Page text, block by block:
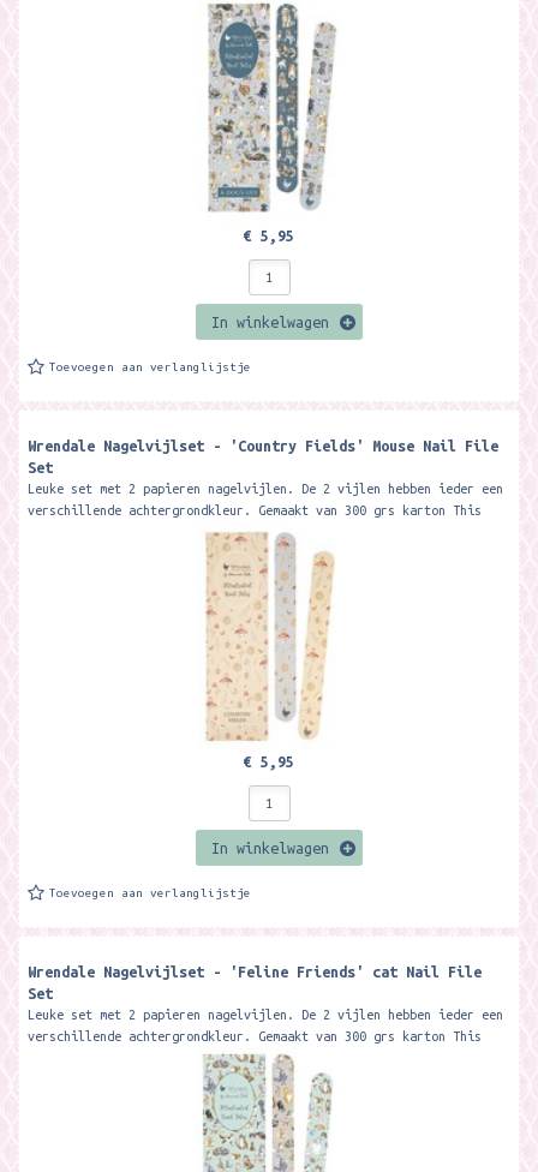
€ 5,95
In winkelwagen
Toevoegen aan verlanglijstje
Wrendale Nagelvijlset - 'Country Fields' Mouse Nail File
Set
Leuke set met 2 papieren nagelvijlen. De 2 vijlen hebben ieder een
verschillende achtergrondkleur. Gemaakt van 300 grs karton This
€ 5,95
In winkelwagen
Toevoegen aan verlanglijstje
Wrendale Nagelvijlset - 'Feline Friends' cat Nail File
Set
Leuke set met 2 papieren nagelvijlen. De 2 vijlen hebben ieder een
verschillende achtergrondkleur. Gemaakt van 300 grs karton This